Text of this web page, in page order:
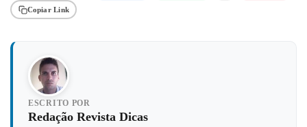
Copiar Link
ESCRITO POR
Redação Revista Dicas